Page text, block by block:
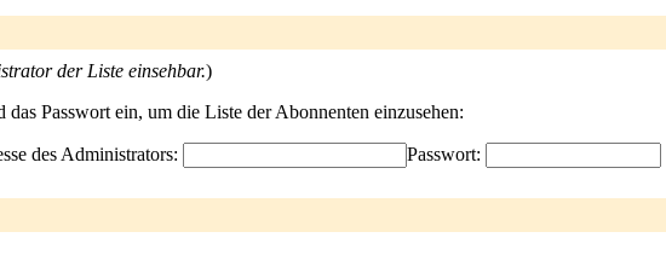
der Liste einsehbar.)
Passwort ein, um die Liste der Abonnenten einzusehen:
des Administrators: Passwort: